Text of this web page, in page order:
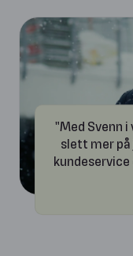
"Med Svenn
slett mer på